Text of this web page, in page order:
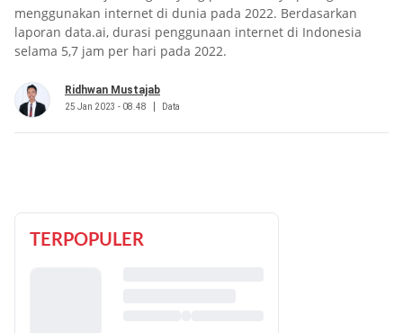
menggunakan internet di dunia pada 2022. Berdasarkan
laporan data.ai, durasi penggunaan internet di Indonesia
selama 5,7 jam per hari pada 2022.
Ridhwan Mustajab
25 Jan 2023 - 08.48 Data
TERPOPULER